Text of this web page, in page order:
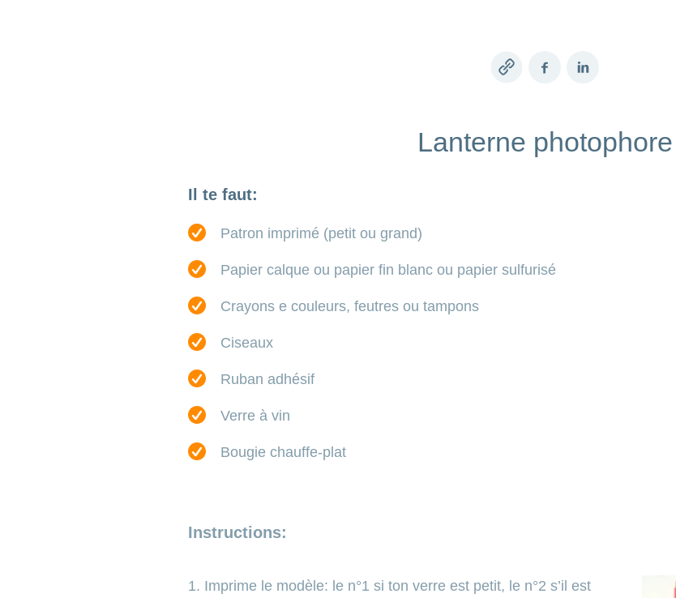
Copy
FacebookLinkedIn
Lanterne photophore
Il te faut:
Patron imprimé (petit ou grand)
Papier calque ou papier fin blanc ou papier sulfurisé
Crayons e couleurs, feutres ou tampons
Ciseaux
Ruban adhésif
Verre à vin
Bougie chauffe-plat
Instructions:
1. Imprime le modèle: le n°1 si ton verre est petit, le n°2 s’il est